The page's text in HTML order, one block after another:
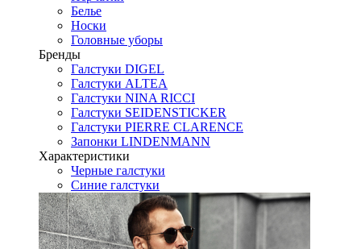
Белье
Носки
Головные уборы
Бренды
Галстуки DIGEL
Галстуки ALTEA
Галстуки NINA RICCI
Галстуки SEIDENSTICKER
Галстуки PIERRE CLARENCE
Запонки LINDENMANN
Характеристики
Черные галстуки
Синие галстуки